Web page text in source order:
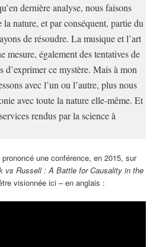
dernière analyse, nous faisons
la nature, et par conséquent, partie du
de résoudre. La musique et l’art
mesure, également des tentatives de
d’exprimer ce mystère. Mais à mon
avec l’un ou l’autre, plus nous
avec toute la nature elle-même. Et
rendus par la science à
prononcé une conférence, en 2015, sur
vs Russell : A Battle for Causality in the
visionnée ici – en anglais :